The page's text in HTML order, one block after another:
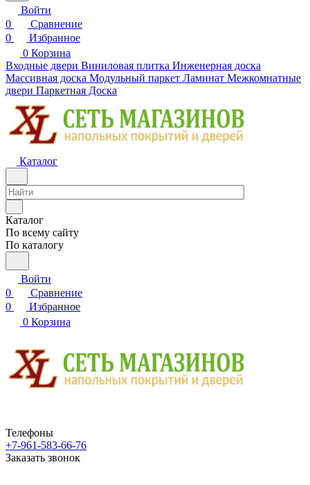
Войти
0
Сравнение
0
Избранное
0 Корзина
Входные двери Виниловая плитка Инженерная доска
Массивная доска Модульный паркет Ламинат Межкомнатные
двери Паркетная Доска
Каталог
Каталог
По всему сайту
По каталогу
Войти
0
Сравнение
0
Избранное
0 Корзина
Телефоны
+7-961-583-66-76
Заказать звонок